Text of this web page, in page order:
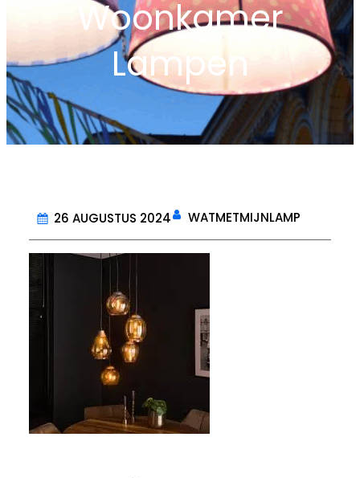
Woonkamer
Lampen
26 AUGUSTUS 2024 WATMETMIJNLAMP